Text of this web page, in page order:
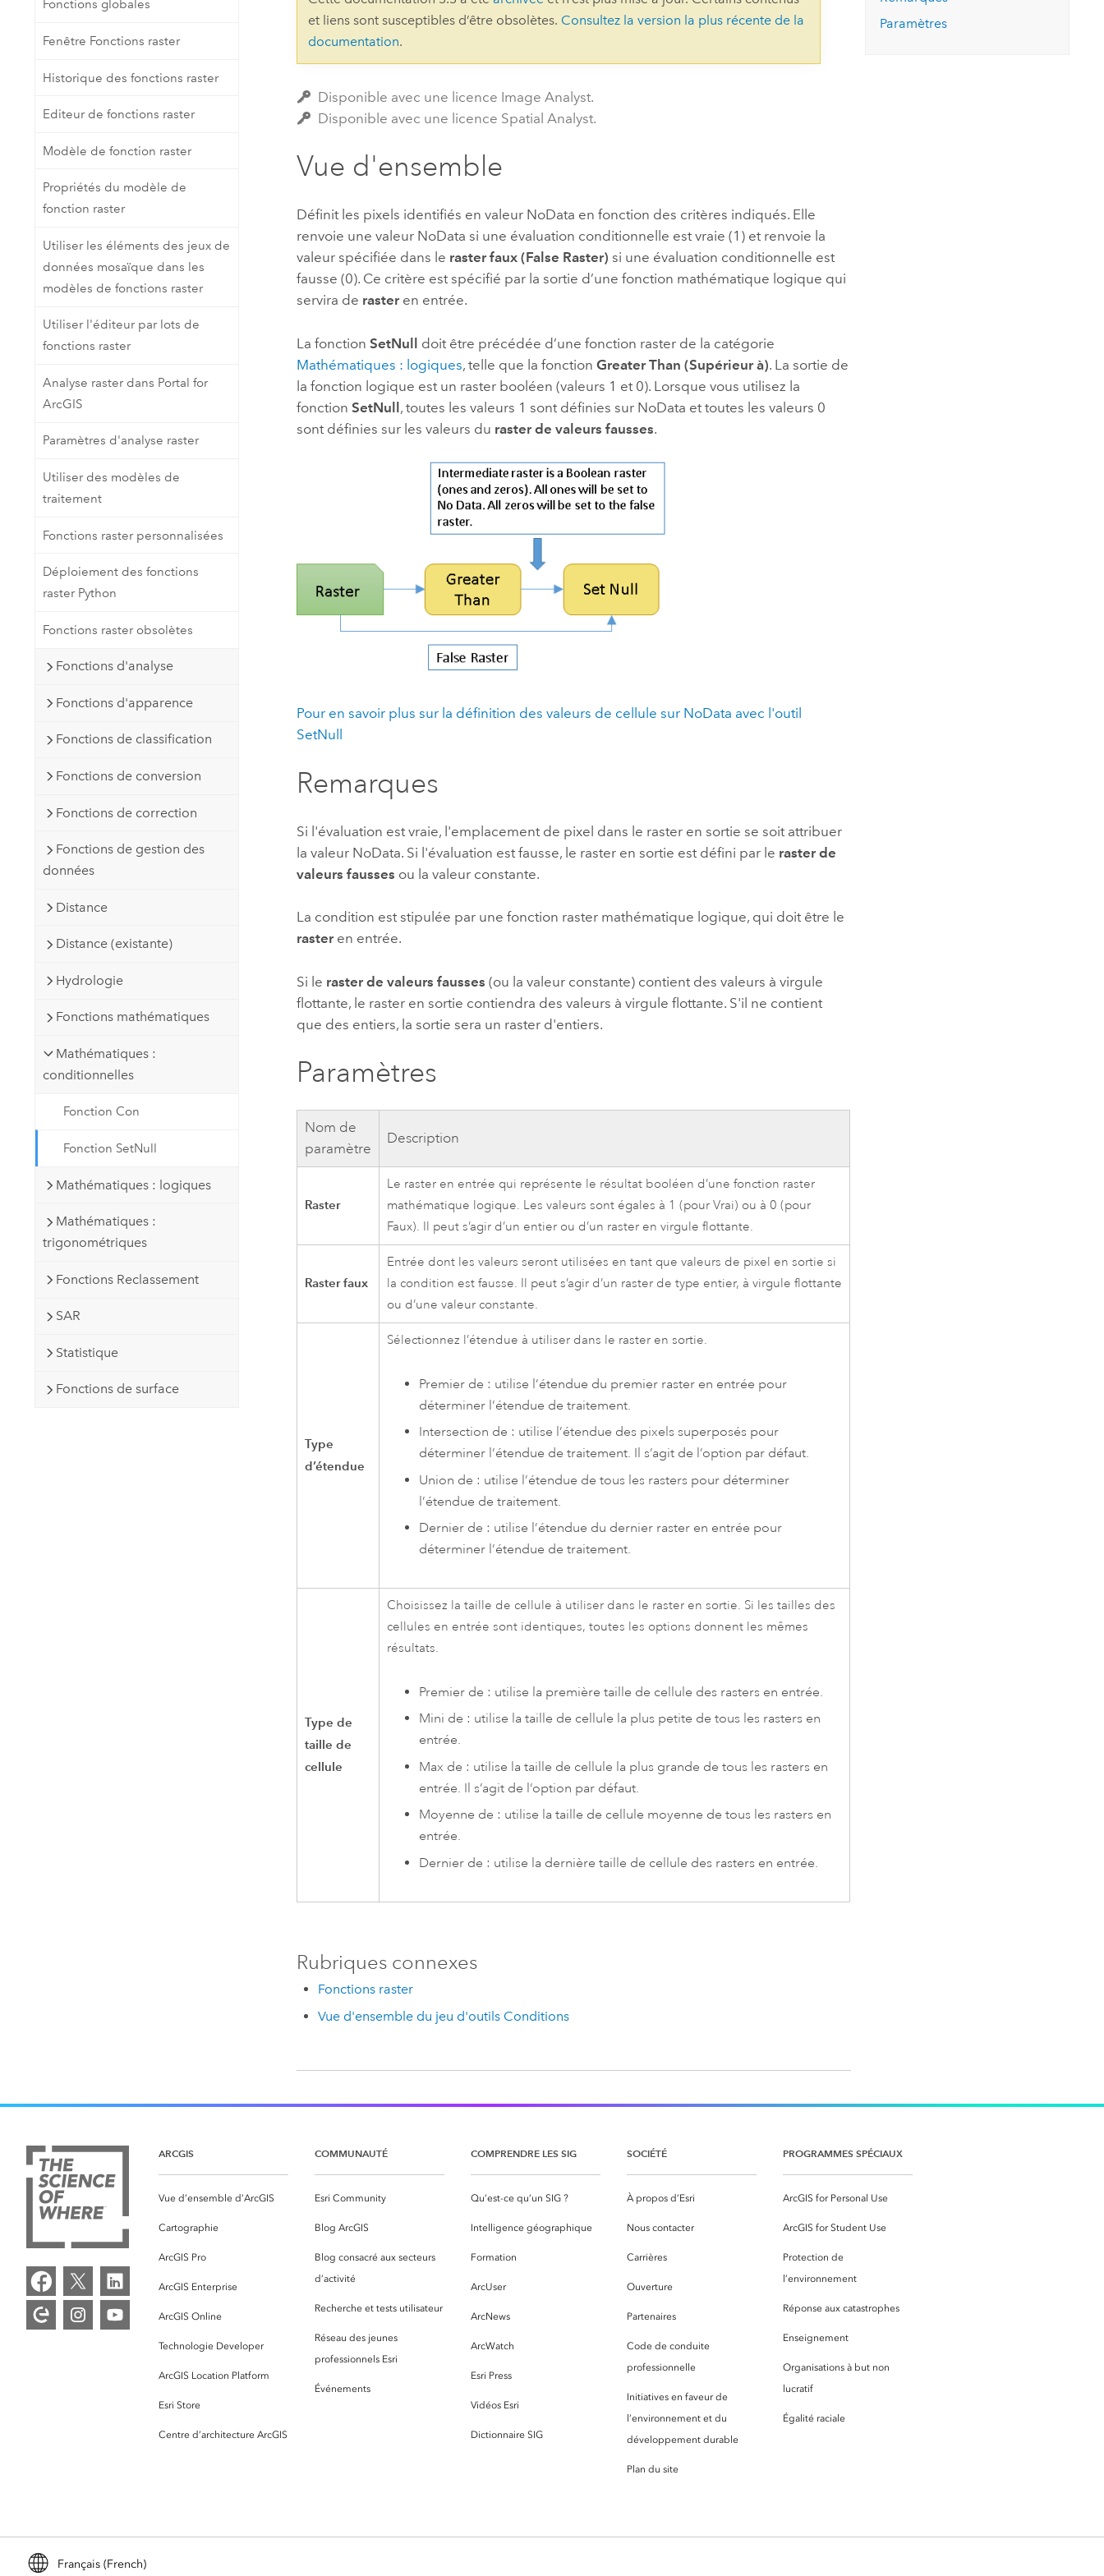
Créer des applications de
essai gratuit.
Ressources naturelles Explorer ce cours
professionnels et
perspectives et
l’univers
Lire le récit
Fonctions globales
Fenêtre Fonctions raster
Historique des fonctions raster
Editeur de fonctions raster
Modèle de fonction raster
Propriétés du modèle de
fonction raster
Utiliser les éléments des jeux de
données mosaïque dans les
modèles de fonctions raster
Utiliser l'éditeur par lots de
fonctions raster
Analyse raster dans Portal for
ArcGIS
Paramètres d'analyse raster
Utiliser des modèles de
traitement
Fonctions raster personnalisées
Déploiement des fonctions
raster Python
Fonctions raster obsolètes
Fonctions d'analyse
Fonctions d'apparence
Fonctions de classification
Fonctions de conversion
Fonctions de correction
Fonctions de gestion des
données
Distance
Distance (existante)
Hydrologie
Fonctions mathématiques
Mathématiques :
conditionnelles
Fonction Con
Fonction SetNull
Mathématiques : logiques
Mathématiques :
trigonométriques
Fonctions Reclassement
SAR
Statistique
Fonctions de surface
et liens sont susceptibles d’être obsolètes. Consultez la version la plus récente de la
documentation.
Disponible avec une licence Image Analyst.
Disponible avec une licence Spatial Analyst.
Vue d'ensemble
Définit les pixels identifiés en valeur NoData en fonction des critères indiqués. Elle
renvoie une valeur NoData si une évaluation conditionnelle est vraie (1) et renvoie la
valeur spécifiée dans le raster faux (False Raster) si une évaluation conditionnelle est
fausse (0). Ce critère est spécifié par la sortie d’une fonction mathématique logique qui
servira de raster en entrée.
La fonctionSetNull doit être précédée d’une fonction raster de la catégorie
Mathématiques : logiques, telle que la fonctionGreater Than (Supérieur à). La sortie de
la fonction logique est un raster booléen (valeurs 1 et 0). Lorsque vous utilisez la
fonctionSetNull, toutes les valeurs 1 sont définies sur NoData et toutes les valeurs 0
sont définies sur les valeurs du raster de valeurs fausses.
Pour en savoir plus sur la définition des valeurs de cellule sur NoData avec l'outil
SetNull
Remarques
Si l'évaluation est vraie, l'emplacement de pixel dans le raster en sortie se soit attribuer
la valeur NoData. Si l'évaluation est fausse, le raster en sortie est défini par le raster de
valeurs fausses ou la valeur constante.
La condition est stipulée par une fonction raster mathématique logique, qui doit être le
raster en entrée.
Si le raster de valeurs fausses (ou la valeur constante) contient des valeurs à virgule
flottante, le raster en sortie contiendra des valeurs à virgule flottante. S'il ne contient
que des entiers, la sortie sera un raster d'entiers.
Paramètres
Nom de
paramètre
Description
Raster
Le raster en entrée qui représente le résultat booléen d’une fonction raster
mathématique logique. Les valeurs sont égales à 1 (pour Vrai) ou à 0 (pour
Faux). Il peut s’agir d’un entier ou d’un raster en virgule flottante.
Raster faux
Entrée dont les valeurs seront utilisées en tant que valeurs de pixel en sortie si
la condition est fausse. Il peut s’agir d’un raster de type entier, à virgule flottante
ou d’une valeur constante.
Type
d’étendue
Sélectionnez l’étendue à utiliser dans le raster en sortie.
Premier de : utilise l’étendue du premier raster en entrée pour
déterminer l’étendue de traitement.
Intersection de : utilise l’étendue des pixels superposés pour
déterminer l’étendue de traitement. Il s’agit de l’option par défaut.
Union de : utilise l’étendue de tous les rasters pour déterminer
l’étendue de traitement.
Dernier de : utilise l’étendue du dernier raster en entrée pour
déterminer l’étendue de traitement.
Type de
taille de
cellule
Choisissez la taille de cellule à utiliser dans le raster en sortie. Si les tailles des
cellules en entrée sont identiques, toutes les options donnent les mêmes
résultats.
Premier de : utilise la première taille de cellule des rasters en entrée.
Mini de : utilise la taille de cellule la plus petite de tous les rasters en
entrée.
Max de : utilise la taille de cellule la plus grande de tous les rasters en
entrée. Il s’agit de l’option par défaut.
Moyenne de : utilise la taille de cellule moyenne de tous les rasters en
entrée.
Dernier de : utilise la dernière taille de cellule des rasters en entrée.
Rubriques connexes
Fonctions raster
Vue d'ensemble du jeu d'outils Conditions
Paramètres
ARCGIS
Vue d’ensemble d’ArcGIS
Cartographie
ArcGIS Pro
ArcGIS Enterprise
ArcGIS Online
Technologie Developer
ArcGIS Location Platform
Esri Store
Centre d’architecture ArcGIS
COMMUNAUTÉ
Esri Community
Blog ArcGIS
Blog consacré aux secteurs
d’activité
Recherche et tests utilisateur
Réseau des jeunes
professionnels Esri
Événements
COMPRENDRE LES SIG
Qu’est-ce qu’un SIG ?
Intelligence géographique
Formation
ArcUser
ArcNews
ArcWatch
Esri Press
Vidéos Esri
Dictionnaire SIG
SOCIÉTÉ
À propos d’Esri
Nous contacter
Carrières
Ouverture
Partenaires
Code de conduite
professionnelle
Initiatives en faveur de
l’environnement et du
développement durable
Plan du site
PROGRAMMES SPÉCIAUX
ArcGIS for Personal Use
ArcGIS for Student Use
Protection de
l’environnement
Réponse aux catastrophes
Enseignement
Organisations à but non
lucratif
Égalité raciale
Français (French)